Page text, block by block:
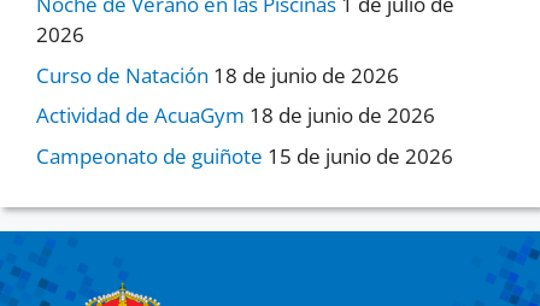
2026
Curso de Natación 18 de junio de 2026
Actividad de AcuaGym 18 de junio de 2026
Campeonato de guiñote 15 de junio de 2026